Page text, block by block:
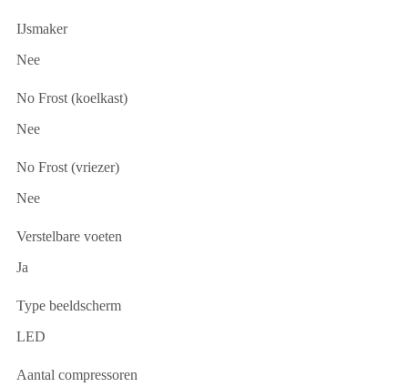
IJsmaker
Nee
No Frost (koelkast)
Nee
No Frost (vriezer)
Nee
Verstelbare voeten
Ja
Type beeldscherm
LED
Aantal compressoren